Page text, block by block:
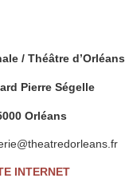
/ Théâtre d’Orléans
Pierre Ségelle
Orléans
INTERNET